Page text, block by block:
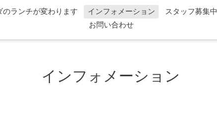
のランチが変わります インフォメーション スタッフ募集中
お問い合わせ
インフォメーション